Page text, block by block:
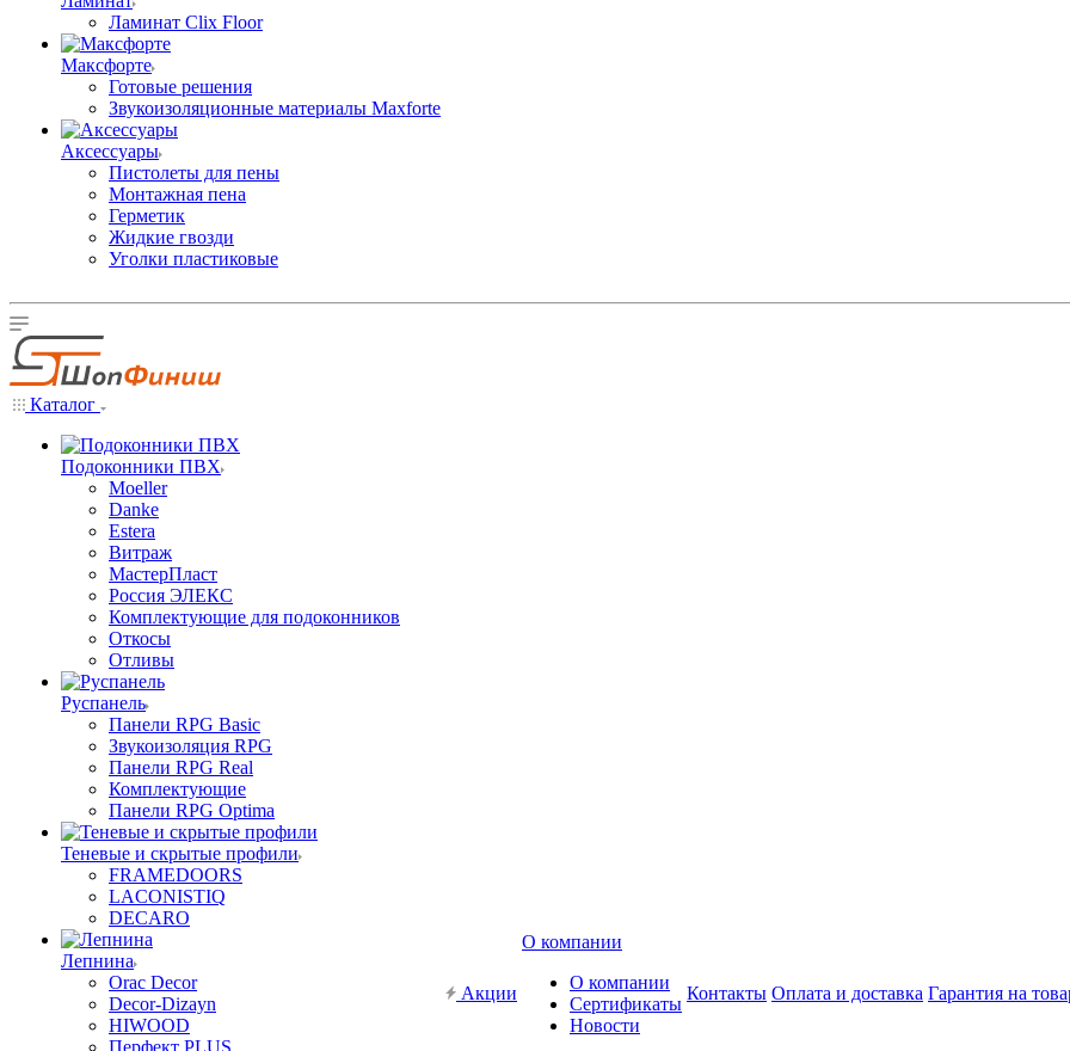
Ламинат Clix Floor
Максфорте
Готовые решения
Звукоизоляционные материалы Maxforte
Аксессуары
Пистолеты для пены
Монтажная пена
Герметик
Жидкие гвозди
Уголки пластиковые
Каталог
Подоконники ПВХ
Moeller
Danke
Estera
Витраж
МастерПласт
Россия ЭЛЕКС
Комплектующие для подоконников
Откосы
Отливы
Руспанель
Панели RPG Basic
Звукоизоляция RPG
Панели RPG Real
Комплектующие
Панели RPG Optima
Теневые и скрытые профили
FRAMEDOORS
LACONISTIQ
DECARO
Лепнина
Orac Decor
Decor-Dizayn
HIWOOD
Перфект PLUS
Акции
О компании
О компании
Сертификаты
Новости
Контакты Оплата и доставка Гарантия на